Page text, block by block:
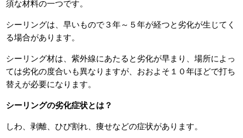
須な材料の一つです。
シーリングは、早いもので３年～５年が経つと劣化が生じてく
る場合があります。
シーリング材は、紫外線にあたると劣化が早まり、場所によっ
ては劣化の度合いも異なりますが、おおよそ１０年ほどで打ち
替えが必要になります。
シーリングの劣化症状とは？
しわ、剥離、ひび割れ、痩せなどの症状があります。